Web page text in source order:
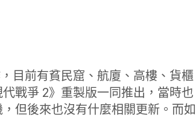
目前有貧民窟、航廈、高樓、貨櫃
戰爭 2》重製版一同推出，當時也
但後來也沒有什麼相關更新。而如